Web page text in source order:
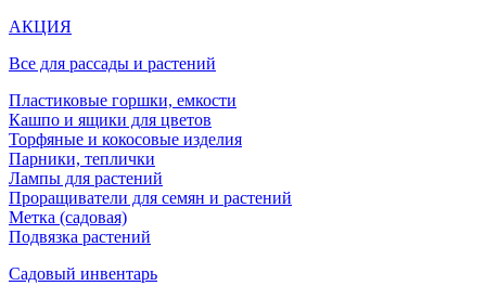
АКЦИЯ
Все для рассады и растений
Пластиковые горшки, емкости
Кашпо и ящики для цветов
Торфяные и кокосовые изделия
Парники, теплички
Лампы для растений
Проращиватели для семян и растений
Метка (садовая)
Подвязка растений
Садовый инвентарь